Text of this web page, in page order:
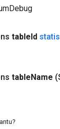
tableId statis
tableName